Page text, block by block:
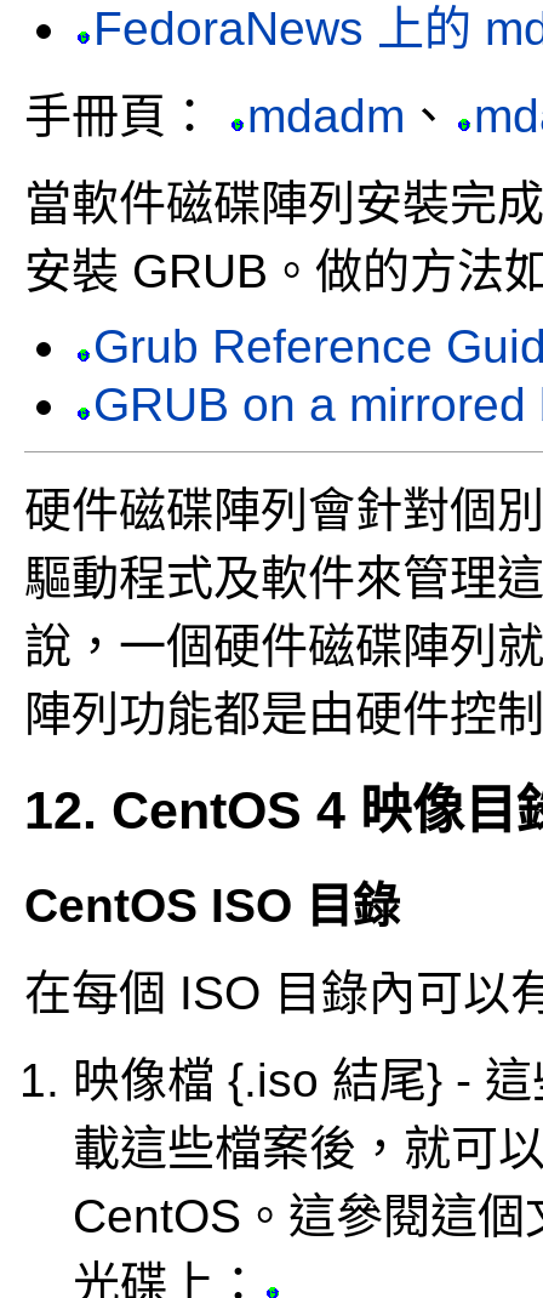
FedoraNews 上的
手冊頁：
mdadm 、
當軟件磁碟陣列安裝完
安裝 GRUB。做的方法
Grub Reference
GRUB on a
硬件磁碟陣列會針對個
驅動程式及軟件來管理
說，一個硬件磁碟陣列
陣列功能都是由硬件控
12. CentOS 4 映像目
CentOS ISO 目錄
在每個 ISO 目錄內可以
映像檔 {.iso 結尾} -
載這些檔案後，就可
CentOS。這參閱這
光碟上：